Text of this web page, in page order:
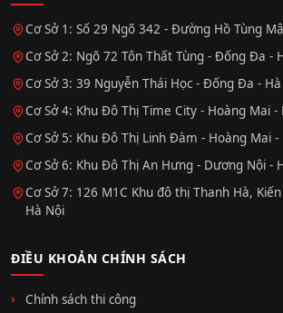
Cơ Sở 1: Số 29 Ngõ 342 - Đường Hồ Tùng
Cơ Sở 2: Ngõ 72 Tôn Thất Tùng - Đống Đa -
Cơ Sở 3: 39 Nguyễn Thái Học - Đống Đa -
Cơ Sở 4: Khu Đô Thị Time City - Hoàng Mai -
Cơ Sở 5: Khu Đô Thị Linh Đàm - Hoàng Mai -
Cơ Sở 6: Khu Đô Thị An Hưng - Dương Nội -
Cơ Sở 7: 126 M1C Khu đô thị Thanh Hà,
Hà Nội
ĐIỀU KHOẢN CHÍNH SÁCH
Chính sách thi công